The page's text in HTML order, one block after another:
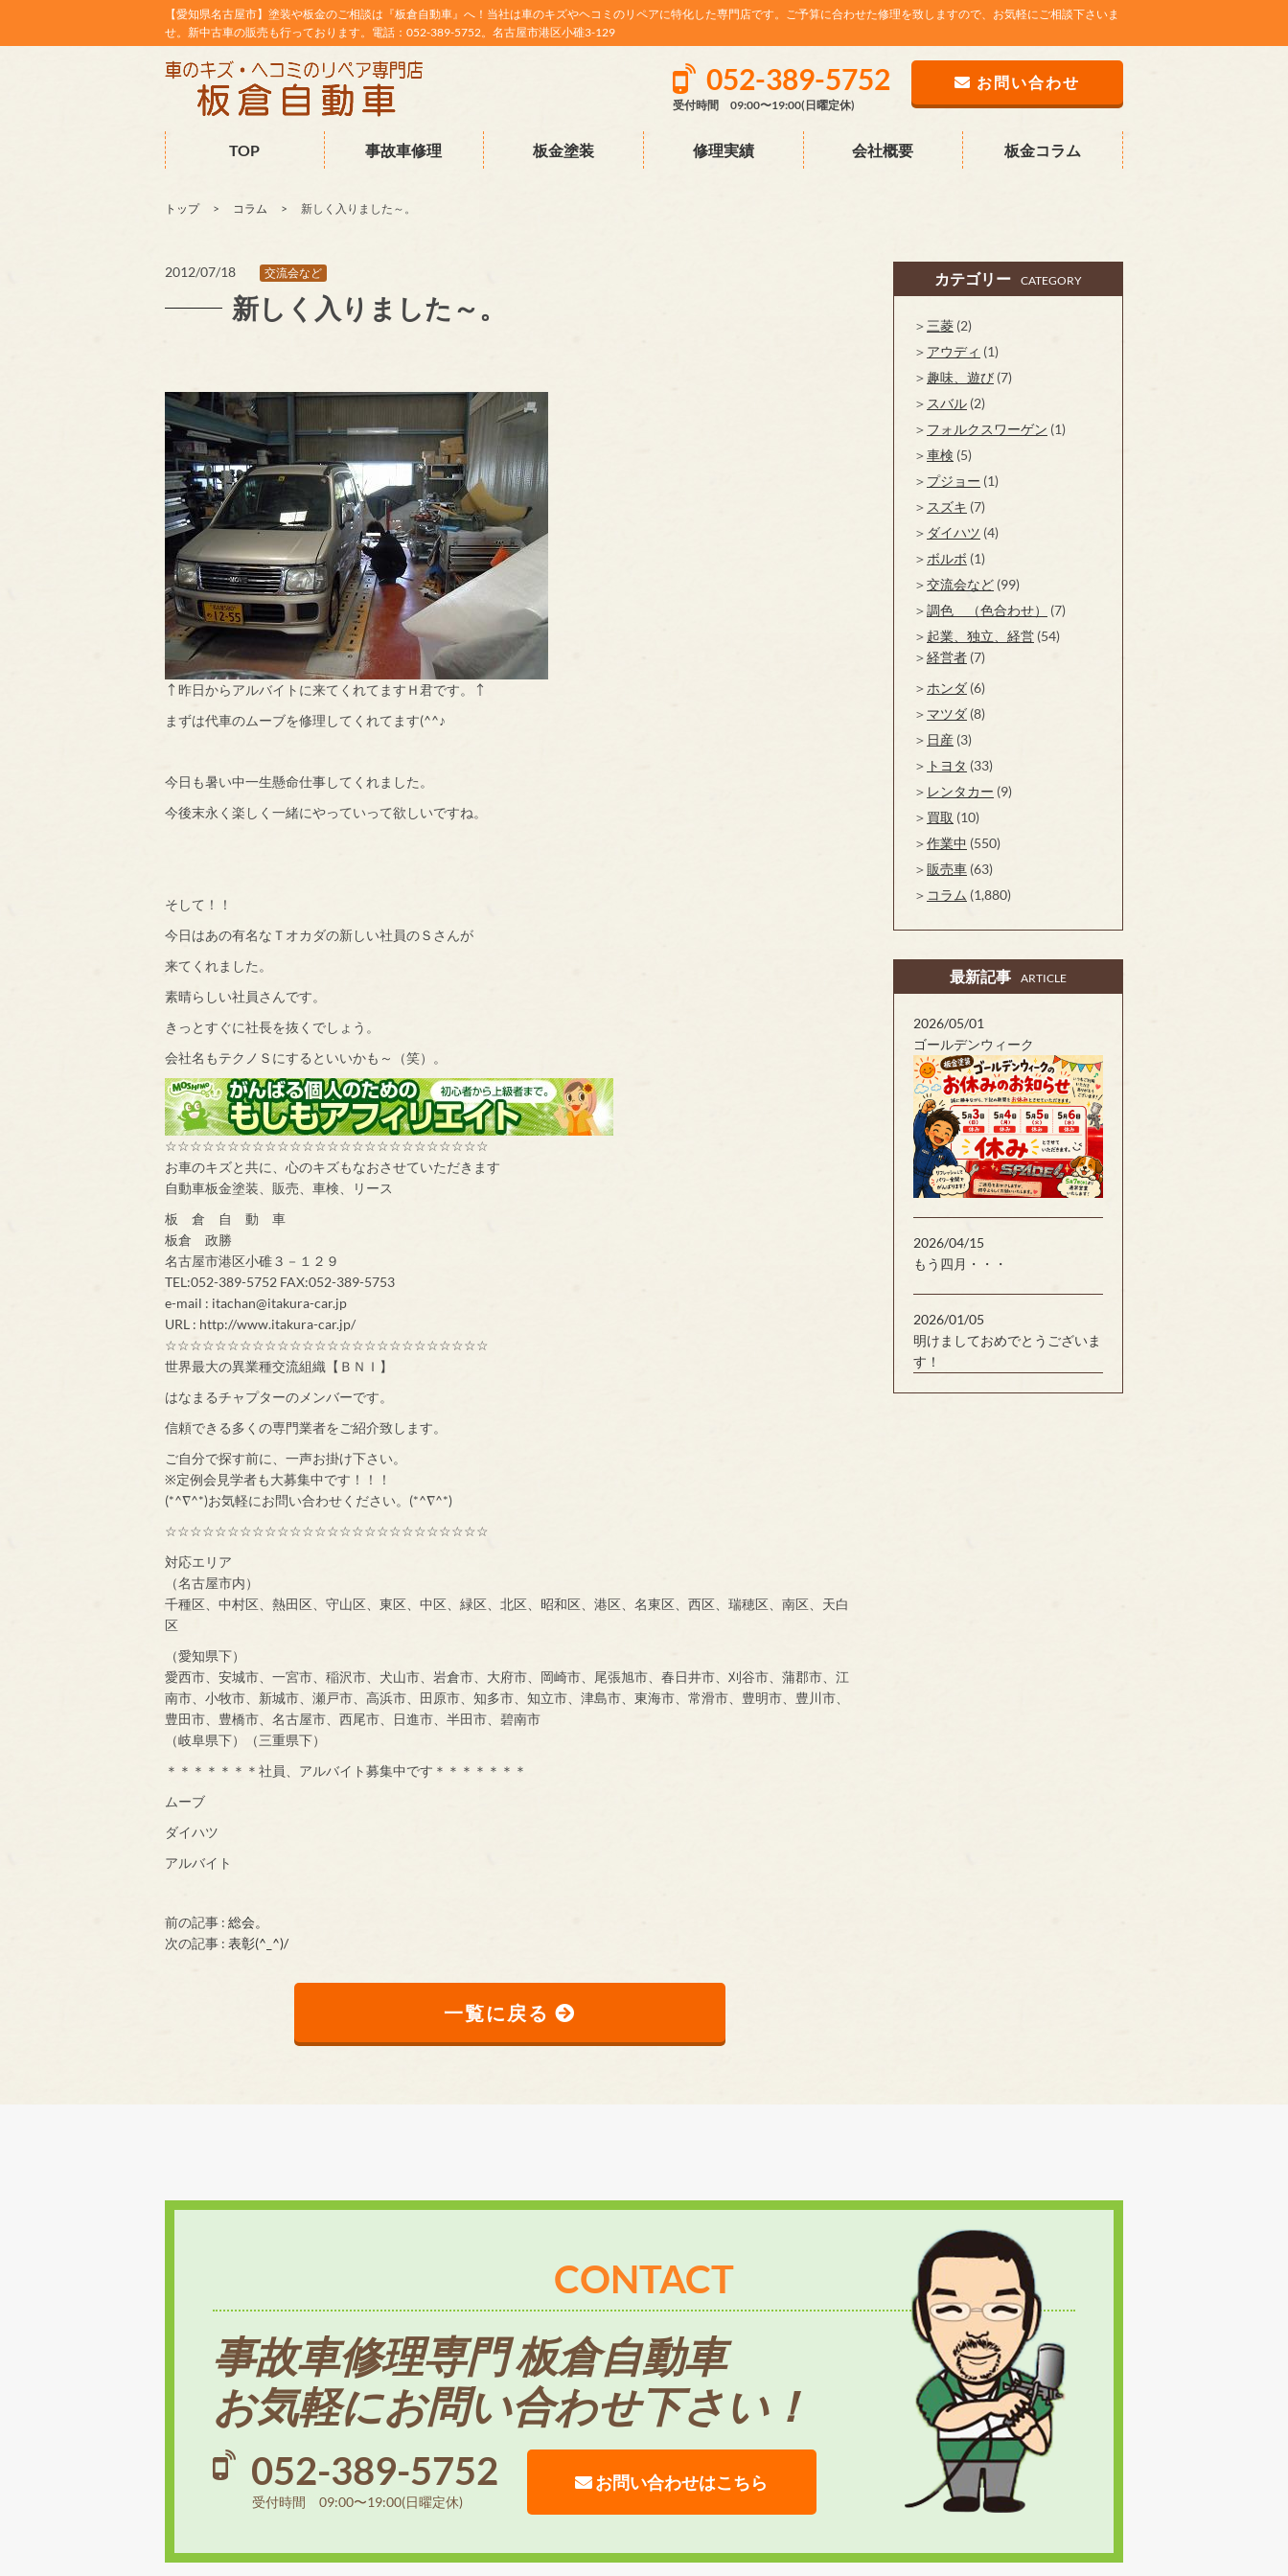
【愛知県名古屋市】塗装や板金のご相談は『板倉自動車』へ！当社は車のキズやヘコミのリペアに特化した専門店です。ご予算に合わせた修理を致しますので、お気軽にご相談下さいま
せ。新中古車の販売も行っております。電話：052-389-5752。名古屋市港区小碓3-129
052-389-5752
受付時間 09:00〜19:00(日曜定休)
お問い合わせ
TOP 事故車修理 板金塗装 修理実績 会社概要 板金コラム
トップ コラム 新しく入りました～。
2012/07/18 交流会など
新しく入りました～。
↑昨日からアルバイトに来てくれてますＨ君です。↑
まずは代車のムーブを修理してくれてます(^^♪
今日も暑い中一生懸命仕事してくれました。
今後末永く楽しく一緒にやっていって欲しいですね。
そして！！
今日はあの有名なＴオカダの新しい社員のＳさんが
来てくれました。
素晴らしい社員さんです。
きっとすぐに社長を抜くでしょう。
会社名もテクノＳにするといいかも～（笑）。
☆☆☆☆☆☆☆☆☆☆☆☆☆☆☆☆☆☆☆☆☆☆☆☆☆☆
お車のキズと共に、心のキズもなおさせていただきます
自動車板金塗装、販売、車検、リース
板 倉 自 動 車
板倉 政勝
名古屋市港区小碓３－１２９
TEL:052-389-5752 FAX:052-389-5753
e-mail : itachan@itakura-car.jp
URL : http://www.itakura-car.jp/
☆☆☆☆☆☆☆☆☆☆☆☆☆☆☆☆☆☆☆☆☆☆☆☆☆☆
世界最大の異業種交流組織【ＢＮＩ】
はなまるチャプターのメンバーです。
信頼できる多くの専門業者をご紹介致します。
ご自分で探す前に、一声お掛け下さい。
※定例会見学者も大募集中です！！！
(*^∇^*)お気軽にお問い合わせください。(*^∇^*)
☆☆☆☆☆☆☆☆☆☆☆☆☆☆☆☆☆☆☆☆☆☆☆☆☆☆
対応エリア
（名古屋市内）
千種区、中村区、熱田区、守山区、東区、中区、緑区、北区、昭和区、港区、名東区、西区、瑞穂区、南区、天白
区
（愛知県下）
愛西市、安城市、一宮市、稲沢市、犬山市、岩倉市、大府市、岡崎市、尾張旭市、春日井市、刈谷市、蒲郡市、江
南市、小牧市、新城市、瀬戸市、高浜市、田原市、知多市、知立市、津島市、東海市、常滑市、豊明市、豊川市、
豊田市、豊橋市、名古屋市、西尾市、日進市、半田市、碧南市
（岐阜県下）（三重県下）
＊＊＊＊＊＊＊社員、アルバイト募集中です＊＊＊＊＊＊＊
ムーブ
ダイハツ
アルバイト
前の記事 : 総会。
次の記事 : 表彰(^_^)/
一覧に戻る
カテゴリー CATEGORY
三菱 (2)
アウディ (1)
趣味、遊び (7)
スバル (2)
フォルクスワーゲン (1)
車検 (5)
プジョー (1)
スズキ (7)
ダイハツ (4)
ボルボ (1)
交流会など (99)
調色 （色合わせ）
(7)
起業、独立、経営 (54)
経営者 (7)
ホンダ (6)
マツダ (8)
日産 (3)
トヨタ (33)
レンタカー (9)
買取 (10)
作業中 (550)
販売車 (63)
コラム (1,880)
最新記事 ARTICLE
2026/05/01
ゴールデンウィーク
2026/04/15
もう四月・・・
2026/01/05
明けましておめでとうございま
す！
CONTACT
事故車修理専門 板倉自動車
お気軽にお問い合わせ下さい！
052-389-5752
受付時間 09:00〜19:00(日曜定休)
お問い合わせはこちら